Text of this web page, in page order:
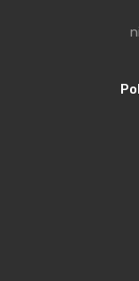
jest podaż i
Dlatego
wszystko i bez
przyszłość.
rzetelną